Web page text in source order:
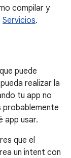
compilar y
Servicios.
puede
realizar la
tu app no
probablemente
app usar.
que el
un intent con